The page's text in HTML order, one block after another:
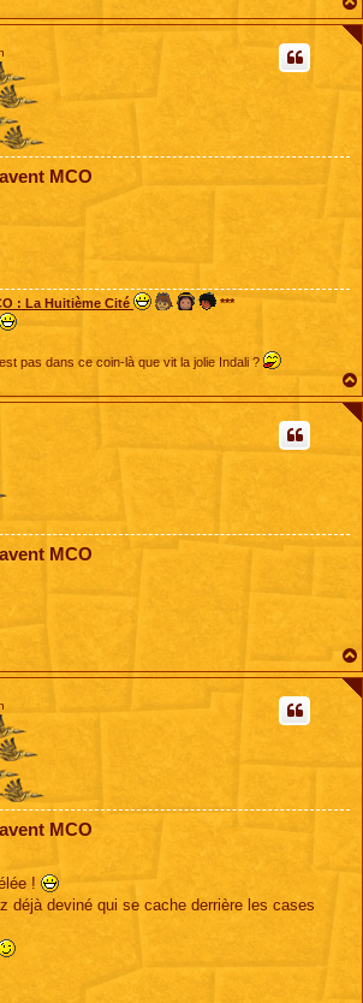
MCO
: La Huitième Cité
***
pas dans ce coin-là que vit la jolie Indali ?
MCO
MCO
!
déjà deviné qui se cache derrière les cases